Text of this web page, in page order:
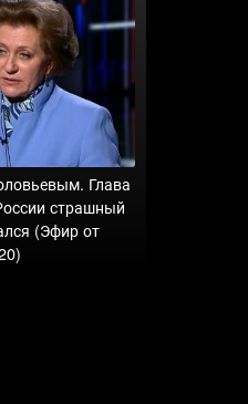
Глава
страшный
(Эфир от